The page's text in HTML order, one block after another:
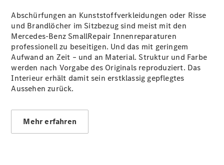
Tourer
Sprinter
Pritschenfahrzeug
eSprinter
Pritschenfahrzeug
- elektrisch
Sprinter
Fahrgestell
- elektrisch
Vito
Abschürfungen an Kunststoffverkleidungen oder Risse
und Brandlöcher im Sitzbezug sind meist mit den
Mercedes-Benz SmallRepair Innenreparaturen
professionell zu beseitigen. Und das mit geringem
Aufwand an Zeit – und an Material. Struktur und Farbe
werden nach Vorgabe des Originals reproduziert. Das
Interieur erhält damit sein erstklassig gepflegtes
Aussehen zurück.
Mehr erfahren